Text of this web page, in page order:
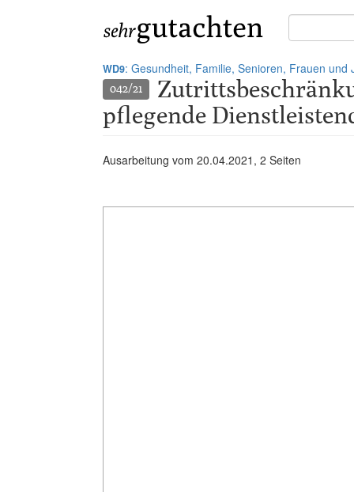
Suche
in
WD9: Gesundheit, Familie, Senioren, Frauen und
042/21
pflegende
Ausarbeitung vom 20.04.2021 , 2 Seiten